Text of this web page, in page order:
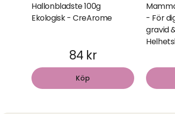
Hallonbladste 100g
Ekologisk - CreArome
84 kr
Köp
- För
gravid